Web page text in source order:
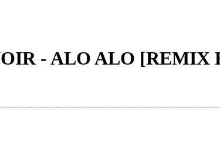
- ALO ALO [REMIX